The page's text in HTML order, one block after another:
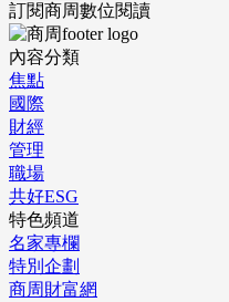
訂閱商周數位閱讀
內容分類
焦點
國際
財經
管理
職場
共好ESG
特色頻道
名家專欄
特別企劃
商周財富網